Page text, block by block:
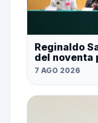
Reginaldo
del noventa
7 AGO 2026